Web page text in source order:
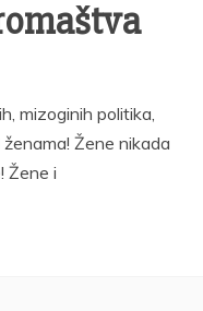
mizoginih politika,
Žene nikada
Žene i